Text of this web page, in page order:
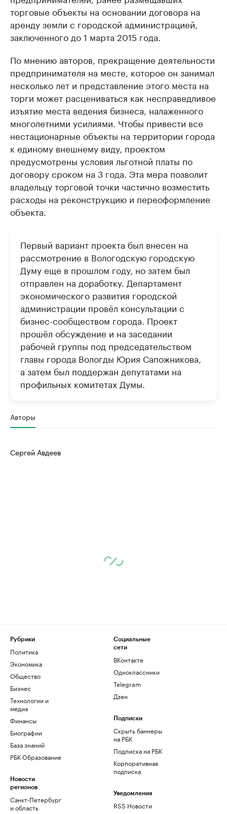
торговые объекты на основании договора на
аренду земли с городской администрацией,
заключенного до 1 марта 2015 года.
По мнению авторов, прекращение деятельности
предпринимателя на месте, которое он занимал
несколько лет и представление этого места на
торги может расцениваться как несправедливое
изъятие места ведения бизнеса, налаженного
многолетними усилиями. Чтобы привести все
нестационарные объекты на территории города
к единому внешнему виду, проектом
предусмотрены условия льготной платы по
договору сроком на 3 года. Эта мера позволит
владельцу торговой точки частично возместить
расходы на реконструкцию и переоформление
объекта.
Первый вариант проекта был внесен на
рассмотрение в Вологодскую городскую
Думу еще в прошлом году, но затем был
отправлен на доработку. Департамент
экономического развития городской
администрации провёл консультации с
бизнес-сообществом города. Проект
прошёл обсуждение и на заседании
рабочей группы под председательством
главы города Вологды Юрия Сапожникова,
а затем был поддержан депутатами на
профильных комитетах Думы.
Авторы
Сергей Авдеев
Рубрики
Политика
Экономика
Общество
Бизнес
Технологии и
медиа
Финансы
Биографии
База знаний
РБК Образование
Новости
регионов
Санкт-Петербург
и область
Социальные
сети
ВКонтакте
Одноклассники
Telegram
Дзен
Подписки
Скрыть баннеры
на РБК
Подписка на РБК
Корпоративная
подписка
Уведомления
RSS Новости